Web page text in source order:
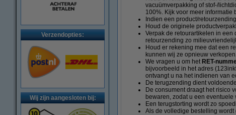
Verzendopties:
Wij zijn aangesloten bij:
vacuümverpakking of stof-/
100%. Kijk voor meer informatie
Indien een product/
Houd de originele
Verpak de retourartikelen in een
retourzending zo
Houd er rekening mee dat een
kunnen wij ze opnieuw
We vragen u om het RET-
bijvoorbeeld in het adres
ontvangt u na het indienen van
De terugzending dient
De consument draagt het risico
bewaren, zodat u een
Een terugstorting wordt zo
Als de volledige bestelling